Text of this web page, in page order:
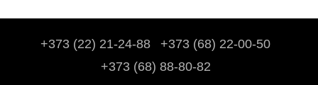
+373 (22) 21-24-88
+373 (68) 22-00-50
+373 (68) 88-80-82